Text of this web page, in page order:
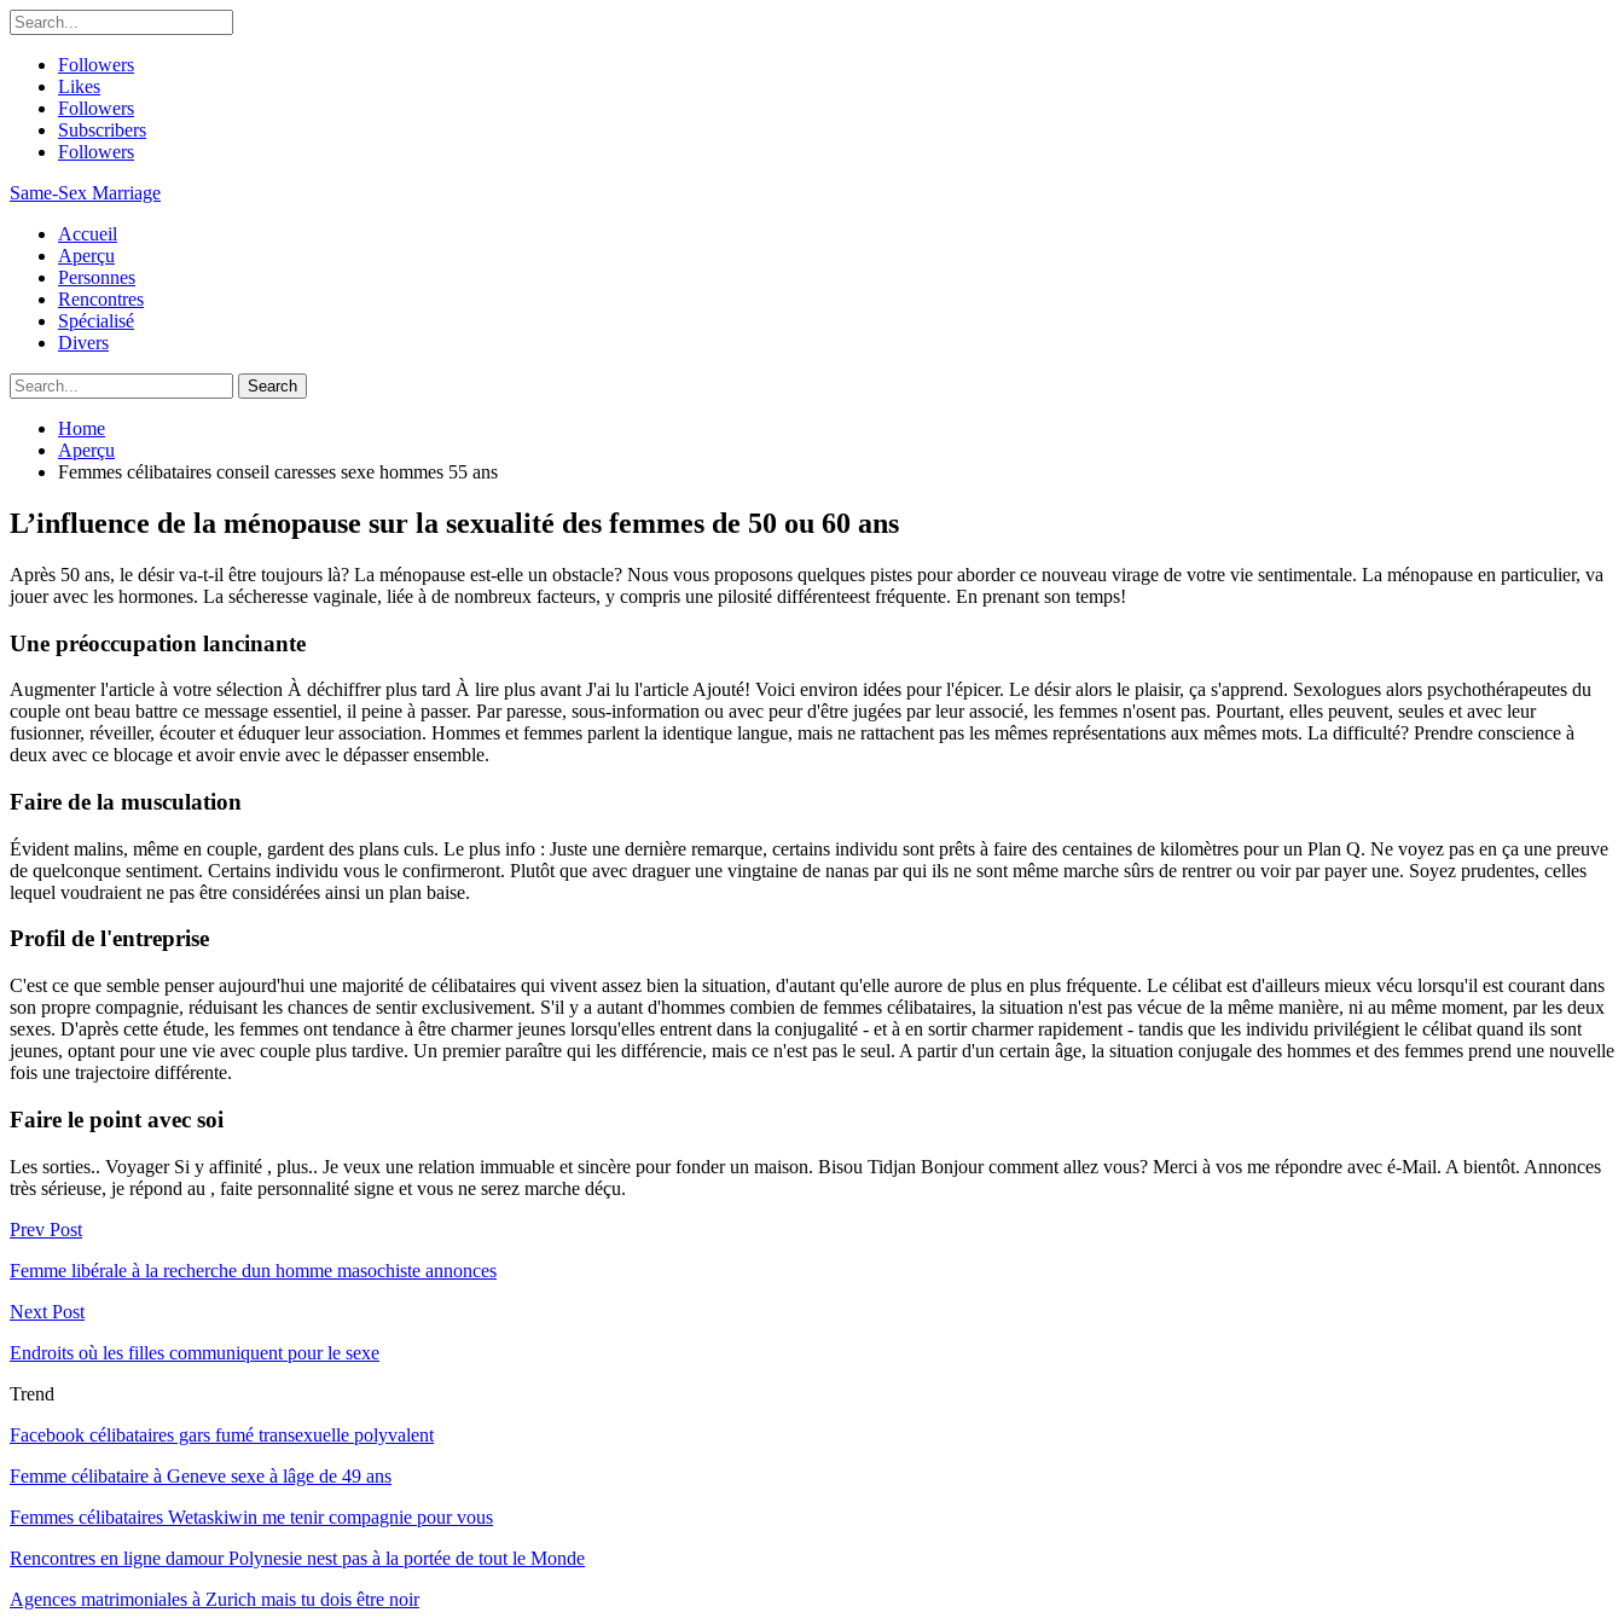
Followers
Likes
Followers
Subscribers
Followers
Same-Sex Marriage
Accueil
Aperçu
Personnes
Rencontres
Spécialisé
Divers
Home
Aperçu
Femmes célibataires conseil caresses sexe hommes 55 ans
L’influence de la ménopause sur la sexualité des femmes de 50 ou 60 ans
Après 50 ans, le désir va-t-il être toujours là? La ménopause est-elle un obstacle? Nous vous proposons quelques pistes pour aborder ce nouveau virage de votre vie sentimentale. La ménopause en particulier, va
jouer avec les hormones. La sécheresse vaginale, liée à de nombreux facteurs, y compris une pilosité différenteest fréquente. En prenant son temps!
Une préoccupation lancinante
Augmenter l'article à votre sélection À déchiffrer plus tard À lire plus avant J'ai lu l'article Ajouté! Voici environ idées pour l'épicer. Le désir alors le plaisir, ça s'apprend. Sexologues alors psychothérapeutes du
couple ont beau battre ce message essentiel, il peine à passer. Par paresse, sous-information ou avec peur d'être jugées par leur associé, les femmes n'osent pas. Pourtant, elles peuvent, seules et avec leur
fusionner, réveiller, écouter et éduquer leur association. Hommes et femmes parlent la identique langue, mais ne rattachent pas les mêmes représentations aux mêmes mots. La difficulté? Prendre conscience à
deux avec ce blocage et avoir envie avec le dépasser ensemble.
Faire de la musculation
Évident malins, même en couple, gardent des plans culs. Le plus info : Juste une dernière remarque, certains individu sont prêts à faire des centaines de kilomètres pour un Plan Q. Ne voyez pas en ça une preuve
de quelconque sentiment. Certains individu vous le confirmeront. Plutôt que avec draguer une vingtaine de nanas par qui ils ne sont même marche sûrs de rentrer ou voir par payer une. Soyez prudentes, celles
lequel voudraient ne pas être considérées ainsi un plan baise.
Profil de l'entreprise
C'est ce que semble penser aujourd'hui une majorité de célibataires qui vivent assez bien la situation, d'autant qu'elle aurore de plus en plus fréquente. Le célibat est d'ailleurs mieux vécu lorsqu'il est courant dans
son propre compagnie, réduisant les chances de sentir exclusivement. S'il y a autant d'hommes combien de femmes célibataires, la situation n'est pas vécue de la même manière, ni au même moment, par les deux
sexes. D'après cette étude, les femmes ont tendance à être charmer jeunes lorsqu'elles entrent dans la conjugalité - et à en sortir charmer rapidement - tandis que les individu privilégient le célibat quand ils sont
jeunes, optant pour une vie avec couple plus tardive. Un premier paraître qui les différencie, mais ce n'est pas le seul. A partir d'un certain âge, la situation conjugale des hommes et des femmes prend une nouvelle
fois une trajectoire différente.
Faire le point avec soi
Les sorties.. Voyager Si y affinité , plus.. Je veux une relation immuable et sincère pour fonder un maison. Bisou Tidjan Bonjour comment allez vous? Merci à vos me répondre avec é-Mail. A bientôt. Annonces
très sérieuse, je répond au , faite personnalité signe et vous ne serez marche déçu.
Prev Post
Femme libérale à la recherche dun homme masochiste annonces
Next Post
Endroits où les filles communiquent pour le sexe
Trend
Facebook célibataires gars fumé transexuelle polyvalent
Femme célibataire à Geneve sexe à lâge de 49 ans
Femmes célibataires Wetaskiwin me tenir compagnie pour vous
Rencontres en ligne damour Polynesie nest pas à la portée de tout le Monde
Agences matrimoniales à Zurich mais tu dois être noir